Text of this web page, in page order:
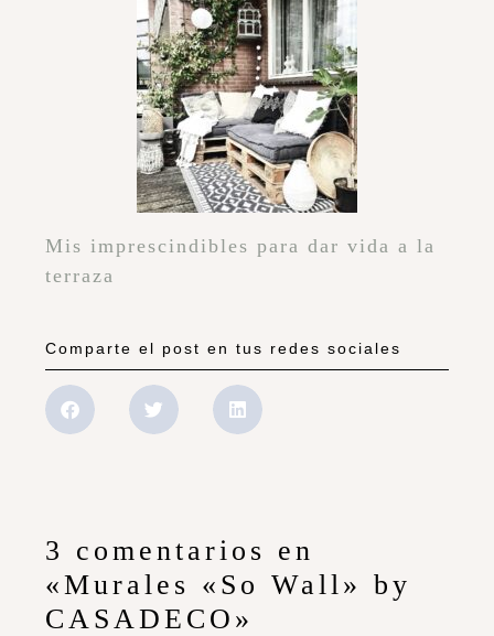
Mis imprescindibles para dar vida a la
terraza
Comparte el post en tus redes sociales
3 comentarios en
«Murales «So Wall» by
CASADECO»